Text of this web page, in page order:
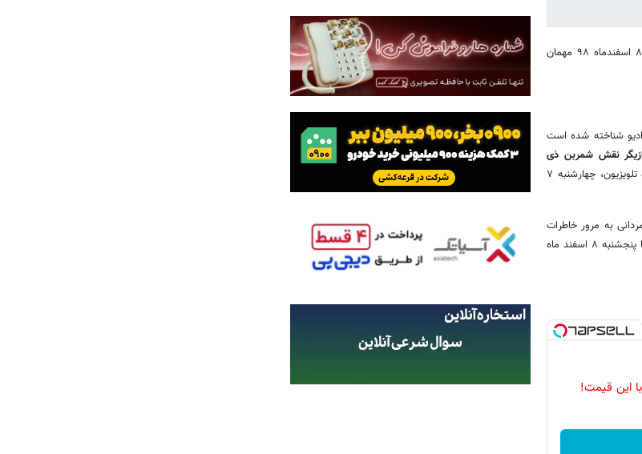
،، فرهاد آییش بازیگر سینما، تئاتر و تلویزیون پنجشنبه این هفته ۸ اسفندماه ۹۸ مهمان
شناخته شده است
نقش شمربن ذی
، سونیا پوریامین مجری و تهیه‌کننده تلویزیون، چهارشنبه ۷
به مرور خاطرات
و نوستالژی‌ سالهای گذشته با حضور هنرمندان و افراد شاخص می پردازد و از یکشنبه ۳ اسفند تا پنجشنبه ۸ اسفند ماه
این قیمت!